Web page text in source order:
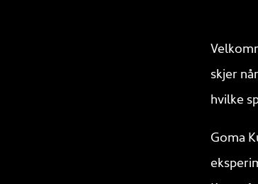
skjer
hvilke
Goma